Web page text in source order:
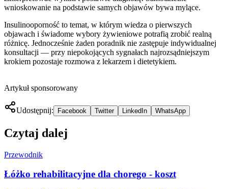
wnioskowanie na podstawie samych objawów bywa mylące.
Insulinooporność to temat, w którym wiedza o pierwszych
objawach i świadome wybory żywieniowe potrafią zrobić realną
różnicę. Jednocześnie żaden poradnik nie zastępuje indywidualnej
konsultacji — przy niepokojących sygnałach najrozsądniejszym
krokiem pozostaje rozmowa z lekarzem i dietetykiem.
Artykuł sponsorowany
Udostępnij: Facebook Twitter LinkedIn WhatsApp
Czytaj dalej
Przewodnik
Łóżko rehabilitacyjne dla chorego - koszt